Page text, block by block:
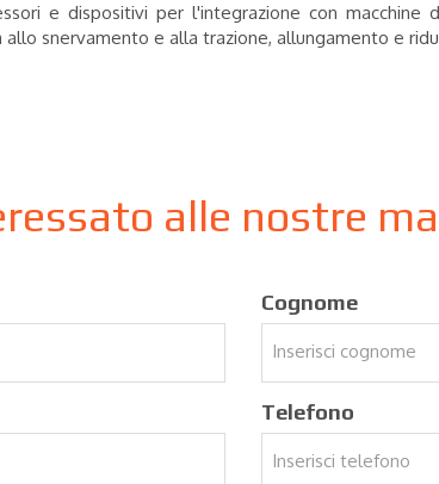
e dispositivi per l'integrazione con macchine
snervamento e alla trazione, allungamento e
alle nostre
Cognome
Telefono